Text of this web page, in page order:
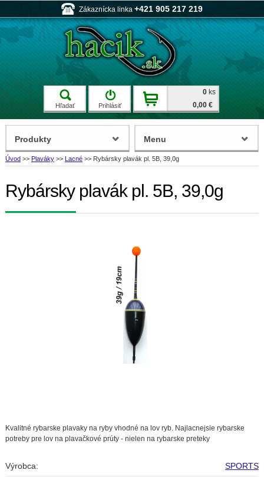
Zákaznícka linka +421 905 217 219
Hľadať Prihlásiť
0 ks
0,00 €
Úvod >> Plaváky >> Lacné >> Rybársky plavák pl. 5B, 39,0g
Rybársky plavák pl. 5B, 39,0g
Kvalitné rybarske plavaky na ryby vhodné na lov ryb. Najlacnejsie rybarske
potreby pre lov na plavačkové prúty - nielen na rybarske preteky
Výrobca: SPORTS
Produkty Menu